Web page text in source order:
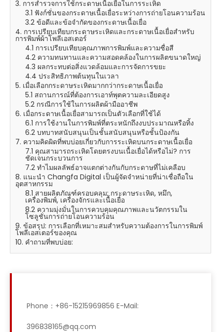
3. การสำรวจการใช้กระดาษเนื้อเยื่อในการระเหิด
3.1 ฟังก์ชั่นของกระดาษเนื้อเยื่อระหว่างการถ่ายโอนความร้อน
3.2 ข้อดีและข้อจํากัดของกระดาษเนื้อเยื่อ
4. การเปรียบเทียบกระดาษระเหิดและกระดาษเนื้อเยื่อสำหรับ
การพิมพ์ผ้าโพลีเอสเตอร์
4.1 การเปรียบเทียบคุณภาพการพิมพ์และความซื่อสี
4.2 ความทนทานและความสอดคล้องในการผลิตขนาดใหญ่
4.3 ผลกระทบต่อสิ่งแวดล้อมและการจัดการขยะ
4.4 ประสิทธิภาพต้นทุนในเวลา
5. เมื่อเลือกกระดาษระเหิดมากกว่ากระดาษเนื้อเยื่อ
5.1 สถานการณ์ที่ต้องการเอาท์พุตความละเอียดสูง
5.2 กรณีการใช้ในการผลิตผ้ามืออาชีพ
6. เมื่อกระดาษเนื้อเยื่อสามารถเป็นตัวเลือกที่ใช้ได้
6.1 การใช้งานในการพิมพ์ที่ตระหนักถึงงบประมาณหรือทิ้ง
6.2 บทบาทสนับสนุนเป็นชั้นสนับสนุนหรือชั้นป้องกัน
7. ความคิดผิดที่พบบ่อยเกี่ยวกับการระเหิดบนกระดาษเนื้อเยื่อ
7.1 คุณสามารถระเหิดโดยตรงบนเนื้อเยื่อได้หรือไม่? การ
ชัดเจนกระบวนการ
7.2 ทำไมผลลัพธ์อาจแตกต่างกันกับกระดาษที่ไม่เคลือบ
8. แนะนำ Changfa Digital เป็นผู้จัดจำหน่ายที่น่าเชื่อถือใน
อุตสาหกรรม
8.1 สายผลิตภัณฑ์ครอบคลุม: กระดาษระเหิด, หมึก,
เครื่องพิมพ์, เครื่องจักรและเนื้อเยื่อ
8.2 ความมุ่งมั่นในการควบคุมคุณภาพและนวัตกรรมใน
โซลูชั่นการถ่ายโอนความร้อน
9. ข้อสรุป: การเลือกที่เหมาะสมสำหรับความต้องการในการพิมพ์
โพลีเอสเตอร์ของคุณ
10. คำถามที่พบบ่อย:
Phone：+86-15215969856 E-Mail:
396838165@qq.com